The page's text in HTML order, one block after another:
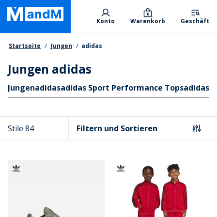
Skip
main
content
Primary departments
Konto Warenkorb
0
Geschäft
Brotkrumen
Startseite Jungen adidas
Jungen adidas
Schnellzugriff
Jungenadidasadidas Sport Performance Topsadidas
Stile 84 Filtern und Sortieren